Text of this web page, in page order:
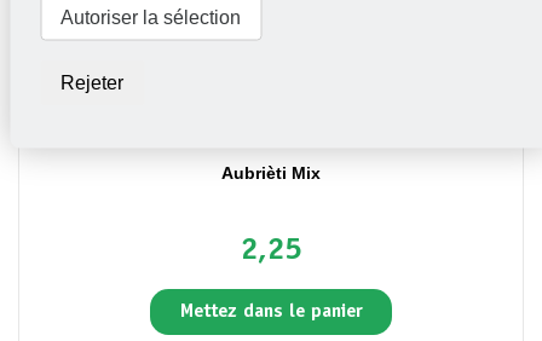
Autoriser la sélection
Rejeter
Aubrièti Mix
2,25
Mettez dans le panier